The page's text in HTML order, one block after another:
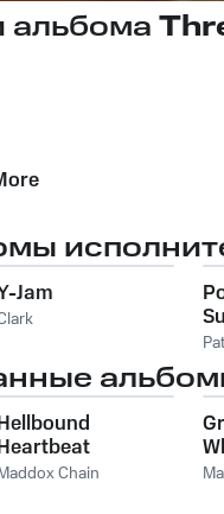
альбома
Jam
Chain